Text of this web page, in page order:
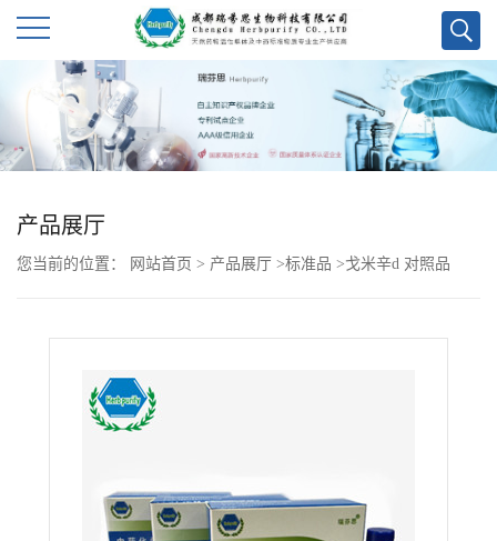
产品展厅
您当前的位置： 网站首页 > 产品展厅 >标准品 >戈米辛d 对照品